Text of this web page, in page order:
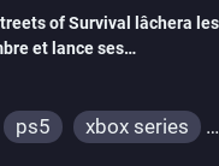
of Survival lâchera les
et lance ses
ps5
xbox series